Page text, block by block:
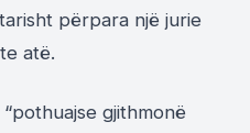
përpara një jurie
atë.
gjithmonë